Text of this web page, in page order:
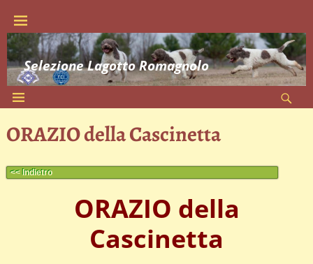
Selezione Lagotto Romagnolo
ORAZIO della Cascinetta
<< Indietro
ORAZIO della
Cascinetta